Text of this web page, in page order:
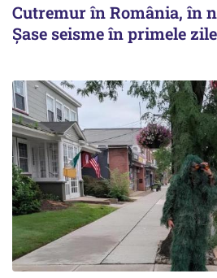
Cutremur în România, în
Șase seisme în primele